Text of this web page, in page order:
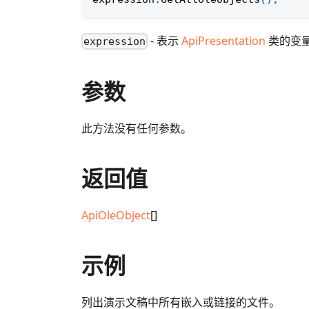
expression - 表示ApiPresentation 类的变
参数
此方法没有任何参数。
返回值
ApiOleObject[]
示例
列出演示文稿中所有嵌入或链接的文件。